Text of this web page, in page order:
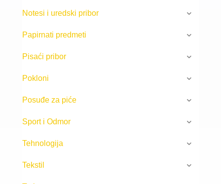
Notesi i uredski pribor
Papirnati predmeti
Pisaći pribor
Pokloni
Posuđe za piće
Sport i Odmor
Tehnologija
Tekstil